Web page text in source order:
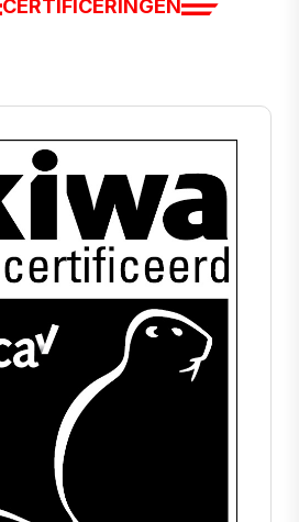
CERTIFICERINGEN